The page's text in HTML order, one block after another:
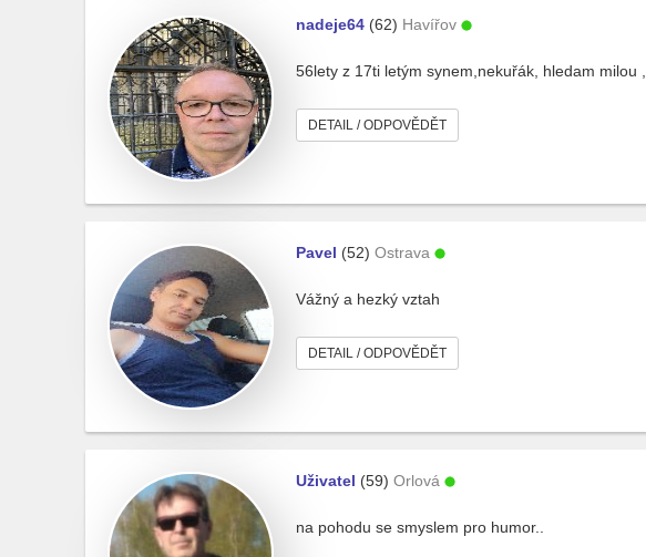
nadeje64 (62) Havířov
56lety z 17ti letým synem,nekuřák, hledam
DETAIL / ODPOVĚDĚT
Pavel (52) Ostrava
Vážný a hezký vztah
DETAIL / ODPOVĚDĚT
Uživatel (59) Orlová
na pohodu se smyslem pro humor..